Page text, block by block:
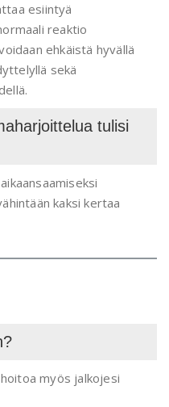
esiintyä
reaktio
ehkäistä hyvällä
sekä
tulisi
kaksi kertaa
myös jalkojesi